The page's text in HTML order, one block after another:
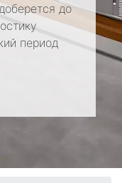
до
период